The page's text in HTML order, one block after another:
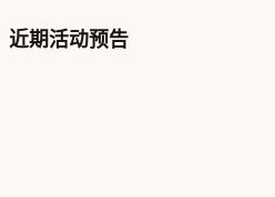
近期活动预告